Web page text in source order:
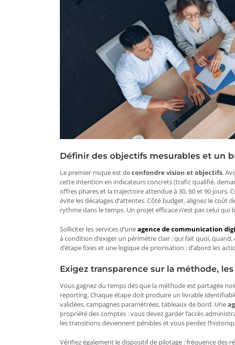
Définir des objectifs mesurables et un
Le premier risque est deconfondre vision et objectifs.
cette intention en indicateurs concrets (trafic qualifié,
offres phares et la trajectoire attendue à 30, 60 et 90 jours.
évite les décalages d’attentes. Côté budget, alignez le coût
rythme dans le temps. Un projet efficace n’est pas celui
Solliciter les services d’uneagence de communication
à condition d’exiger un périmètre clair : qui fait quoi,
d’étape fixes et une logique de priorisation : d’abord les
Exigez transparence sur la méthode,
Vous gagnez du temps dès que la méthode est partagée
reporting. Chaque étape doit produire un livrable
validées, campagnes paramétrées, tableaux de bord. Une
propriété des comptes : vous devez garder l’accès
les transitions deviennent pénibles et vous perdez
Vérifiez également le dispositif de pilotage : fréquence des